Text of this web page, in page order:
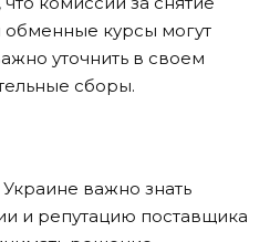
обменные курсы могут
уточнить в своем
сборы.
важно знать
и репутацию поставщика